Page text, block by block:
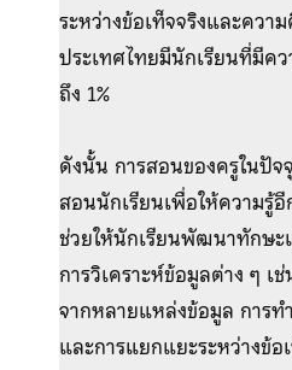
ระหว่างข้อเท็จจริงและควา
ประเทศไทยมีนักเรียนที่มีค
ถึง 1%
ดังนั้น การสอนของครูในปัจ
สอนนักเรียนเพื่อให้ความรู้
ช่วยให้นักเรียนพัฒนาทักษะ
การวิเคราะห์ข้อมูลต่าง ๆ เ
จากหลายแหล่งข้อมูล การท
และการแยกแยะระหว่างข้